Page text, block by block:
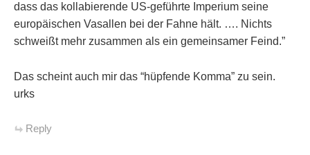
dass das kollabierende US-geführte Imperium seine
europäischen Vasallen bei der Fahne hält. …. Nichts
schweißt mehr zusammen als ein gemeinsamer Feind.”
Das scheint auch mir das “hüpfende Komma” zu sein.
urks
Reply